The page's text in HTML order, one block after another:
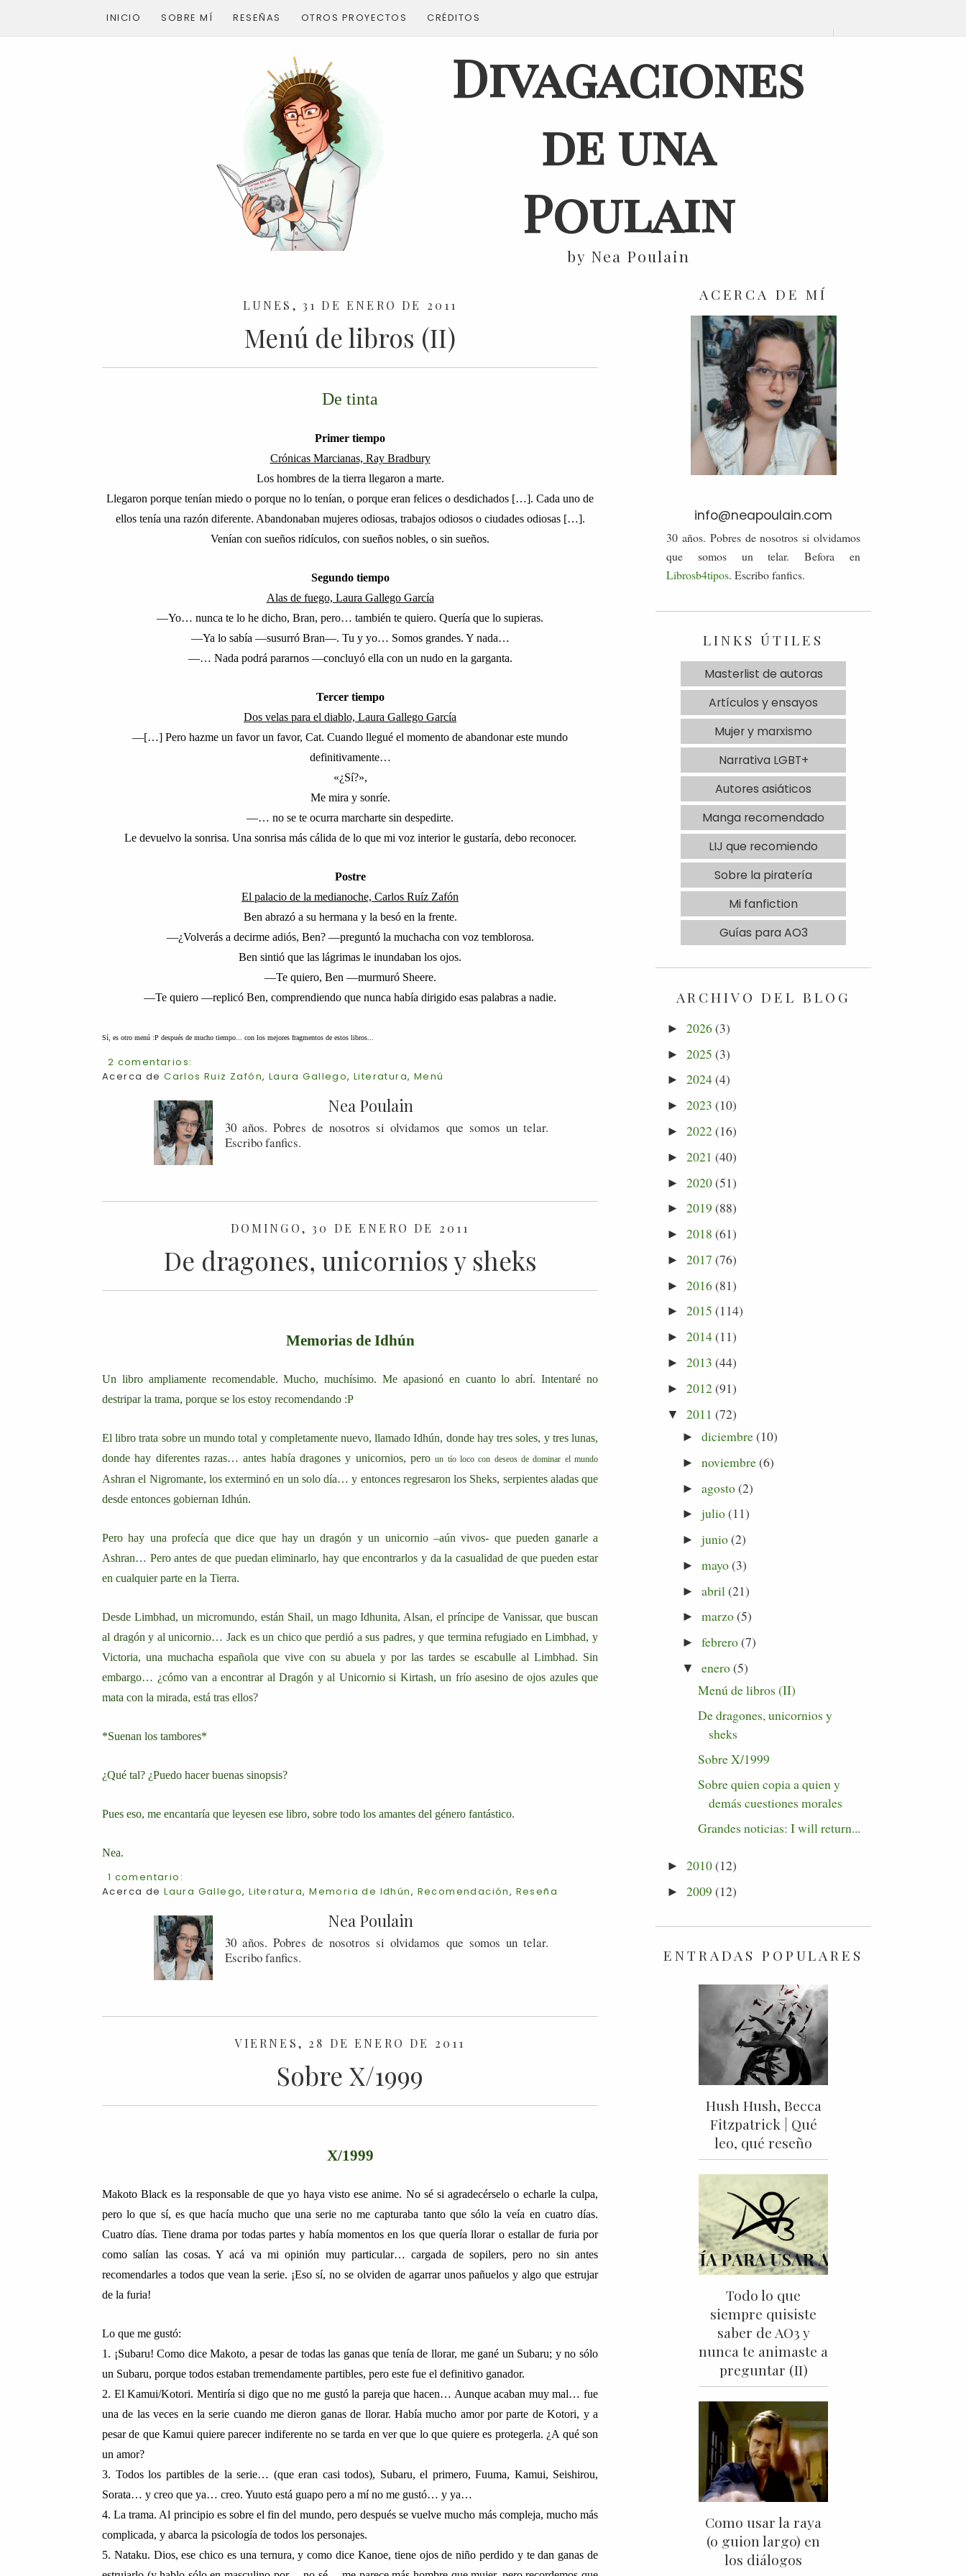
INICIO SOBRE MÍ RESEÑAS OTROS PROYECTOS CRÉDITOS
Divagaciones
de una
Poulain
by Nea Poulain
LUNES, 31 DE ENERO DE 2011
Menú de libros (II)
De tinta
Primer tiempo
Crónicas Marcianas, Ray Bradbury
Los hombres de la tierra llegaron a marte.
Llegaron porque tenían miedo o porque no lo tenían, o porque eran felices o desdichados […]. Cada uno de
ellos tenía una razón diferente. Abandonaban mujeres odiosas, trabajos odiosos o ciudades odiosas […].
Venían con sueños ridículos, con sueños nobles, o sin sueños.
Segundo tiempo
Alas de fuego, Laura Gallego García
—Yo… nunca te lo he dicho, Bran, pero… también te quiero. Quería que lo supieras.
—Ya lo sabía —susurró Bran—. Tu y yo… Somos grandes. Y nada…
—… Nada podrá pararnos —concluyó ella con un nudo en la garganta.
Tercer tiempo
Dos velas para el diablo, Laura Gallego García
—[…] Pero hazme un favor un favor, Cat. Cuando llegué el momento de abandonar este mundo
definitivamente…
«¿Sí?»,
Me mira y sonríe.
—… no se te ocurra marcharte sin despedirte.
Le devuelvo la sonrisa. Una sonrisa más cálida de lo que mi voz interior le gustaría, debo reconocer.
Postre
El palacio de la medianoche, Carlos Ruíz Zafón
Ben abrazó a su hermana y la besó en la frente.
—¿Volverás a decirme adiós, Ben? —preguntó la muchacha con voz temblorosa.
Ben sintió que las lágrimas le inundaban los ojos.
—Te quiero, Ben —murmuró Sheere.
—Te quiero —replicó Ben, comprendiendo que nunca había dirigido esas palabras a nadie.
Sí, es otro menú :P después de mucho tiempo... con los mejores fragmentos de estos libros...
2 comentarios:
Acerca deCarlos Ruiz Zafón, Laura Gallego, Literatura, Menú
Nea Poulain
30 años. Pobres de nosotros si olvidamos que somos un telar.
Escribo fanfics.
DOMINGO, 30 DE ENERO DE 2011
De dragones, unicornios y sheks
Memorias de Idhún
Un libro ampliamente recomendable. Mucho, muchísimo. Me apasionó en cuanto lo abrí. Intentaré no
destripar la trama, porque se los estoy recomendando :P
El libro trata sobre un mundo total y completamente nuevo, llamado Idhún, donde hay tres soles, y tres lunas,
donde hay diferentes razas… antes había dragones y unicornios, peroun tío loco con deseos de dominar el mundo
Ashran el Nigromante, los exterminó en un solo día… y entonces regresaron los Sheks, serpientes aladas que
desde entonces gobiernan Idhún.
Pero hay una profecía que dice que hay un dragón y un unicornio –aún vivos- que pueden ganarle a
Ashran… Pero antes de que puedan eliminarlo, hay que encontrarlos y da la casualidad de que pueden estar
en cualquier parte en la Tierra.
Desde Limbhad, un micromundo, están Shail, un mago Idhunita, Alsan, el príncipe de Vanissar, que buscan
al dragón y al unicornio… Jack es un chico que perdió a sus padres, y que termina refugiado en Limbhad, y
Victoria, una muchacha española que vive con su abuela y por las tardes se escabulle al Limbhad. Sin
embargo… ¿cómo van a encontrar al Dragón y al Unicornio si Kirtash, un frío asesino de ojos azules que
mata con la mirada, está tras ellos?
*Suenan los tambores*
¿Qué tal? ¿Puedo hacer buenas sinopsis?
Pues eso, me encantaría que leyesen ese libro, sobre todo los amantes del género fantástico.
Nea.
1 comentario:
Acerca deLaura Gallego,Literatura,Memoria de Idhún, Recomendación, Reseña
Nea Poulain
30 años. Pobres de nosotros si olvidamos que somos un telar.
Escribo fanfics.
VIERNES, 28 DE ENERO DE 2011
Sobre X/1999
X/1999
Makoto Black es la responsable de que yo haya visto ese anime. No sé si agradecérselo o echarle la culpa,
pero lo que sí, es que hacía mucho que una serie no me capturaba tanto que sólo la veía en cuatro días.
Cuatro días. Tiene drama por todas partes y había momentos en los que quería llorar o estallar de furia por
como salían las cosas. Y acá va mi opinión muy particular… cargada de sopilers, pero no sin antes
recomendarles a todos que vean la serie. ¡Eso sí, no se olviden de agarrar unos pañuelos y algo que estrujar
de la furia!
Lo que me gustó:
1. ¡Subaru! Como dice Makoto, a pesar de todas las ganas que tenía de llorar, me gané un Subaru; y no sólo
un Subaru, porque todos estaban tremendamente partibles, pero este fue el definitivo ganador.
2. El Kamui/Kotori. Mentiría si digo que no me gustó la pareja que hacen… Aunque acaban muy mal… fue
una de las veces en la serie cuando me dieron ganas de llorar. Había mucho amor por parte de Kotori, y a
pesar de que Kamui quiere parecer indiferente no se tarda en ver que lo que quiere es protegerla. ¿A qué son
un amor?
3. Todos los partibles de la serie… (que eran casi todos), Subaru, el primero, Fuuma, Kamui, Seishirou,
Sorata… y creo que ya… creo. Yuuto está guapo pero a mí no me gustó… y ya…
4. La trama. Al principio es sobre el fin del mundo, pero después se vuelve mucho más compleja, mucho más
complicada, y abarca la psicología de todos los personajes.
5. Nataku. Dios, ese chico es una ternura, y como dice Kanoe, tiene ojos de niño perdido y te dan ganas de
ACERCA DE MÍ
info@neapoulain.com
30 años. Pobres de nosotros si olvidamos
que somos un telar. Befora en
Librosb4tipos. Escribo fanfics.
LINKS ÚTILES
Masterlist de autoras
Artículos y ensayos
Mujer y marxismo
Narrativa LGBT+
Autores asiáticos
Manga recomendado
LIJ que recomiendo
Sobre la piratería
Mi fanfiction
Guías para AO3
ARCHIVO DEL BLOG
► 2026(3)
► 2025 (3)
► 2024(4)
► 2023 (10)
► 2022(16)
► 2021 (40)
► 2020(51)
► 2019 (88)
► 2018 (61)
► 2017 (76)
► 2016(81)
► 2015 (114)
► 2014(11)
► 2013 (44)
► 2012(91)
▼ 2011 (72)
►diciembre(10)
►noviembre(6)
►agosto(2)
►julio(11)
►junio(2)
►mayo(3)
►abril (21)
►marzo(5)
►febrero(7)
▼ enero(5)
Menú de libros (II)
De dragones, unicornios y
sheks
Sobre X/1999
Sobre quien copia a quien y
demás cuestiones morales
Grandes noticias: I will return...
► 2010(12)
► 2009 (12)
ENTRADAS POPULARES
Hush Hush, Becca
Fitzpatrick | Qué
leo, qué reseño
Todo lo que
siempre quisiste
saber de AO3 y
nunca te animaste a
preguntar (II)
Como usar la raya
(o guion largo) en
los diálogos